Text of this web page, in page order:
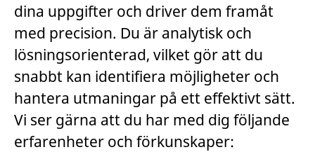
dina uppgifter och driver dem framåt
med precision. Du är analytisk och
lösningsorienterad, vilket gör att du
snabbt kan identifiera möjligheter och
hantera utmaningar på ett effektivt sätt.
Vi ser gärna att du har med dig följande
erfarenheter och förkunskaper: